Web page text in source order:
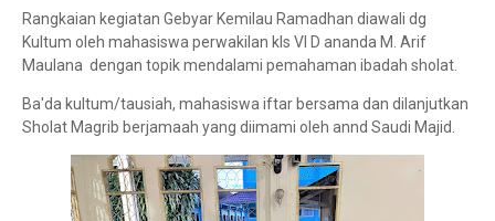
Rangkaian kegiatan Gebyar Kemilau Ramadhan diawali dg
Kultum oleh mahasiswa perwakilan kls VI D ananda M. Arif
Maulana dengan topik mendalami pemahaman ibadah sholat.
Ba'da kultum/tausiah, mahasiswa iftar bersama dan dilanjutkan
Sholat Magrib berjamaah yang diimami oleh annd Saudi Majid.